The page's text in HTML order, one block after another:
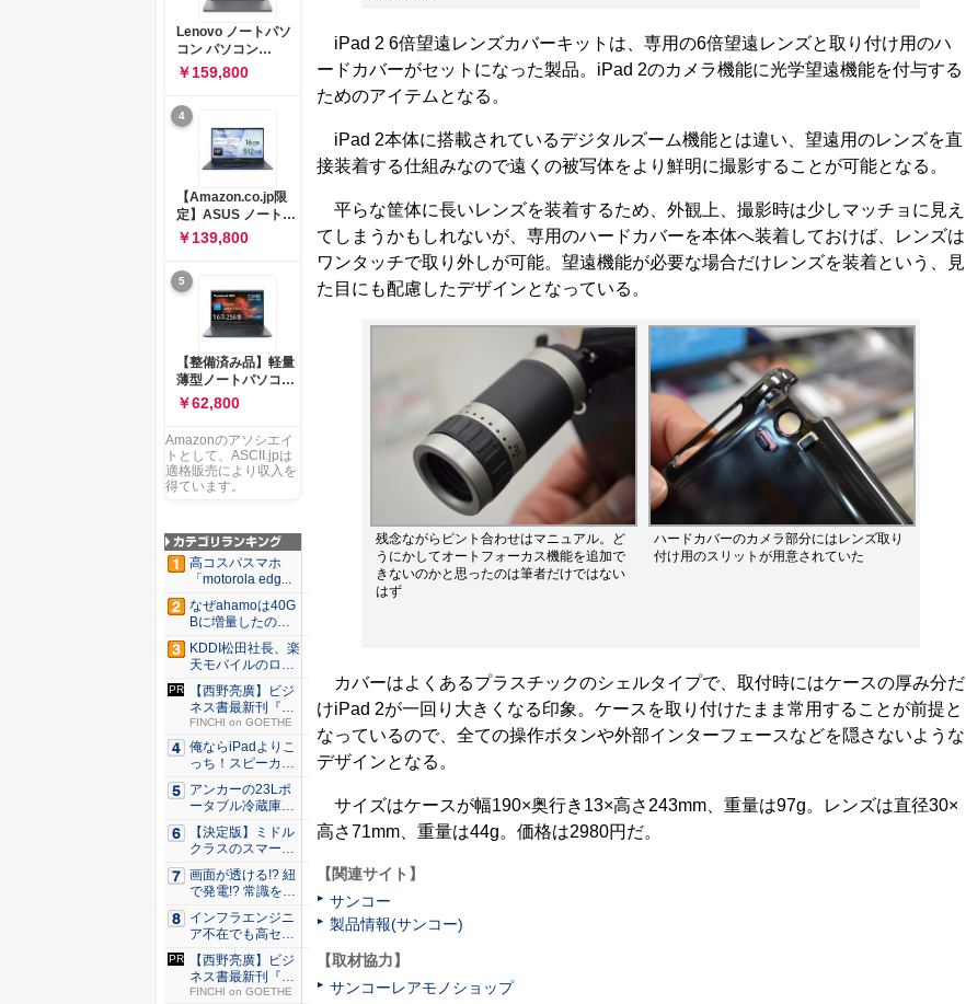
iPad 2 6倍望遠レンズカバーキットは、専用の6倍望遠レンズと取り付け用のハ
ードカバーがセットになった製品。iPad 2のカメラ機能に光学望遠機能を付与する
ためのアイテムとなる。
iPad 2本体に搭載されているデジタルズーム機能とは違い、望遠用のレンズを直
接装着する仕組みなので遠くの被写体をより鮮明に撮影することが可能となる。
平らな筐体に長いレンズを装着するため、外観上、撮影時は少しマッチョに見え
てしまうかもしれないが、専用のハードカバーを本体へ装着しておけば、レンズは
ワンタッチで取り外しが可能。望遠機能が必要な場合だけレンズを装着という、見
た目にも配慮したデザインとなっている。
残念ながらピント合わせはマニュアル。ど
うにかしてオートフォーカス機能を追加で
きないのかと思ったのは筆者だけではない
はず
ハードカバーのカメラ部分にはレンズ取り
付け用のスリットが用意されていた
カバーはよくあるプラスチックのシェルタイプで、取付時にはケースの厚み分だ
けiPad 2が一回り大きくなる印象。ケースを取り付けたまま常用することが前提と
なっているので、全ての操作ボタンや外部インターフェースなどを隠さないような
デザインとなる。
サイズはケースが幅190×奥行き13×高さ243mm、重量は97g。レンズは直径30×
高さ71mm、重量は44g。価格は2980円だ。
【関連サイト】
サンコー
製品情報(サンコー)
【取材協力】
サンコーレアモノショップ
Lenovo ノートパソ
コン パソコン
IdeaPad Slim 3 14.0
インチ AMD
Ryzen™ 5 8640HS
メモリ16GB
SSD512GB
Microsoft 365 試用
版 Windows11 バッ
テリー駆動12.6時間
重量1.39kg ルナグレ
ー 83K9003JJP ノー
トPC
￥159,800
4
【Amazon.co.jp限
定】ASUS ノートパ
ソコン Vivobook 15
M1502NAQ 15.6イ
ンチ AMD Ryzen 7
170 メモリ16GB
SSD 512GB
Microsoft 365
Personal (24か月版)
搭載 Windows 11 重
量1.7kg Wi-Fi 6E ク
ワイエットブルー
M1502NAQ-
￥139,800
5
【整備済み品】軽量
薄型ノートパソコン
dynabook G83 ■
13.3型
FHD(1920x1080) -
高性能第11世代Core
i5-1135G7 - メモリ
16GB - SSD 256GB
USB Type-C - MS
Office 2021 - Win11
搭載
￥62,800
Amazonのアソシエイ
トとして、ASCII.jpは
適格販売により収入を
得ています。
高コスパスマホ
「motorola edg...
なぜahamoは40G
Bに増量したの
か ...
KDDI松田社長、楽
天モバイルのロー
ミン...
【西野亮廣】ビジ
ネス書最新刊『北
極星 僕...
FINCHI on GOETHE
俺ならiPadよりこ
っち！スピーカー
9個...
アンカーの23Lポ
ータブル冷蔵庫が
Ama...
【決定版】ミドル
クラスのスマート
フォンの...
画面が透ける!? 紐
で発電!? 常識を
ぶ...
インフラエンジニ
ア不在でも高セキ
ュリティ...
【西野亮廣】ビジ
ネス書最新刊『北
極星 僕...
FINCHI on GOETHE